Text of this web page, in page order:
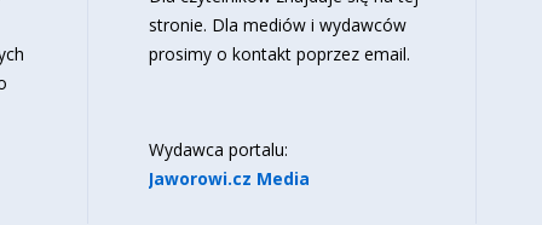
stronie. Dla mediów i wydawców
prosimy o kontakt poprzez email.
Wydawca portalu:
Jaworowi.cz Media